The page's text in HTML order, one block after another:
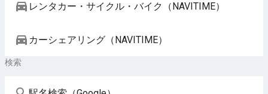
レンタカー・サイクル・バイク（NAVITIME）
カーシェアリング（NAVITIME）
検索